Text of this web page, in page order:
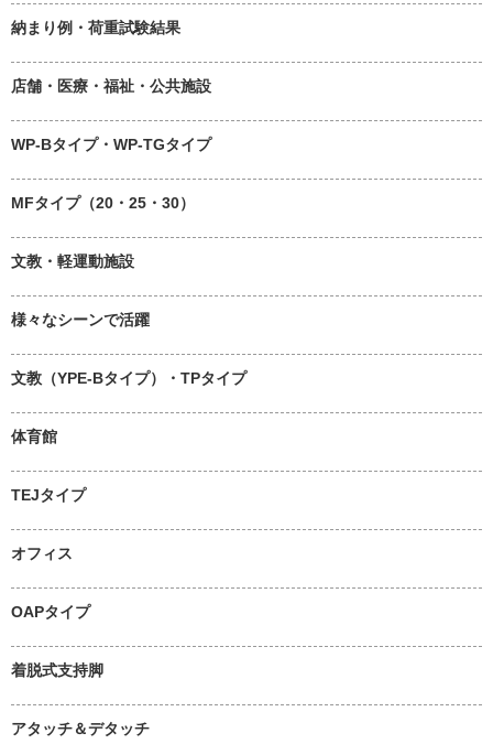
納まり例・荷重試験結果
店舗・医療・福祉・公共施設
WP-Bタイプ・WP-TGタイプ
MFタイプ（20・25・30）
文教・軽運動施設
様々なシーンで活躍
文教（YPE-Bタイプ）・TPタイプ
体育館
TEJタイプ
オフィス
OAPタイプ
着脱式支持脚
アタッチ＆デタッチ